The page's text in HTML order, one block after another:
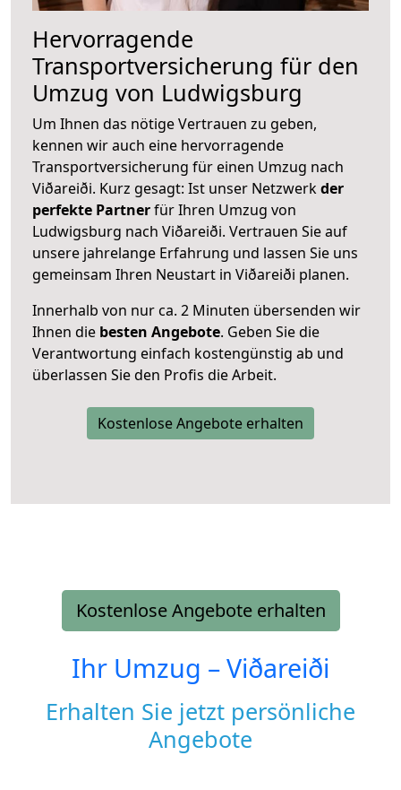
Hervorragende
Transportversicherung für den
Umzug von Ludwigsburg
Um Ihnen das nötige Vertrauen zu geben,
kennen wir auch eine hervorragende
Transportversicherung für einen Umzug nach
Viðareiði. Kurz gesagt: Ist unser Netzwerkder
perfekte Partnerfür Ihren Umzug von
Ludwigsburg nach Viðareiði. Vertrauen Sie auf
unsere jahrelange Erfahrung und lassen Sie uns
gemeinsam Ihren Neustart in Viðareiði planen.
Innerhalb von nur ca. 2 Minuten übersenden wir
Ihnen die besten Angebote. Geben Sie die
Verantwortung einfach kostengünstig ab und
überlassen Sie den Profis die Arbeit.
Kostenlose Angebote erhalten
Kostenlose Angebote erhalten
Ihr Umzug –Viðareiði
Erhalten Sie jetzt persönliche
Angebote